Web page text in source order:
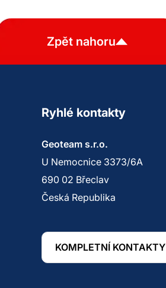
Zpět nahoru
Ryhlé kontakty
Geoteam s.r.o.
U Nemocnice 3373/6A
690 02 Břeclav
Česká Republika
KOMPLETNÍ KONTAKTY